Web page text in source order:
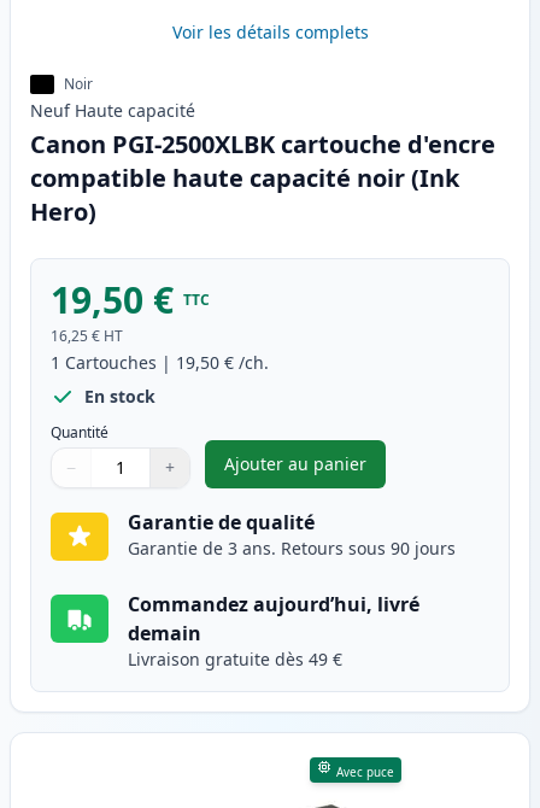
Voir les détails complets
Noir
Neuf Haute capacité
Canon PGI-2500XLBK cartouche d'encre
compatible haute capacité noir (Ink
Hero)
19,50 € TTC
16,25 € HT
1 Cartouches | 19,50 € /ch.
En stock
Quantité
Quantité
Utilisez les boutons pour ajuster
− +
Quantité
Ajouter au panier
,Canon PGI-2500XLBK
Garantie de qualité
Garantie de 3 ans. Retours sous 90 jours
Commandez aujourd’hui, livré
demain
Livraison gratuite dès 49 €
Avec puce